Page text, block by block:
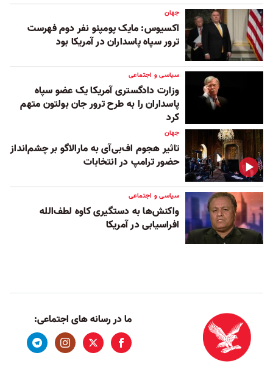
جهان
اکسیوس: مایک پومپئو نفر دوم فهرست
ترور سپاه پاسداران در آمریکا بود
سیاسی و اجتماعی
وزارت دادگستری آمریکا یک عضو سپاه
پاسداران را به طرح ترور جان بولتون متهم
کرد
جهان
تاثیر هجوم اف‌بی‌آی به مارالاگو بر چشم‌انداز
حضور ترامپ در انتخابات
سیاسی و اجتماعی
واکنش‌ها به دستگیری کاوه لطف‌الله
افراسیابی در آمریکا
ما در رسانه های اجتماعی: